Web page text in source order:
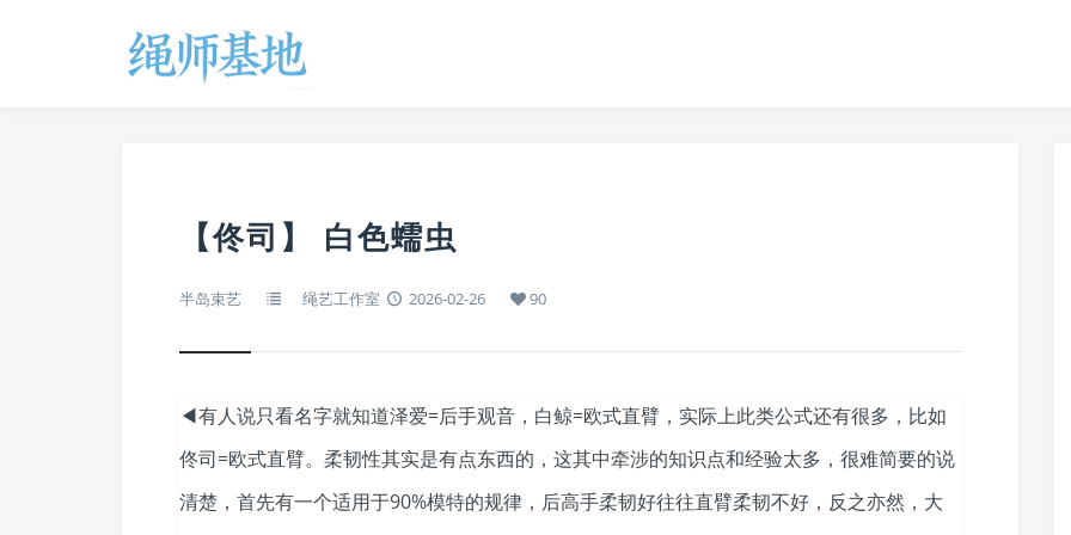
【佟司】 白色蠕虫
半岛束艺 绳艺工作室 2026-02-26 90
◀有人说只看名字就知道泽爱=后手观音，白鲸=欧式直臂，实际上此类公式还有很多，比如
佟司=欧式直臂。柔韧性其实是有点东西的，这其中牵涉的知识点和经验太多，很难简要的说
清楚，首先有一个适用于90%模特的规律，后高手柔韧好往往直臂柔韧不好，反之亦然，大